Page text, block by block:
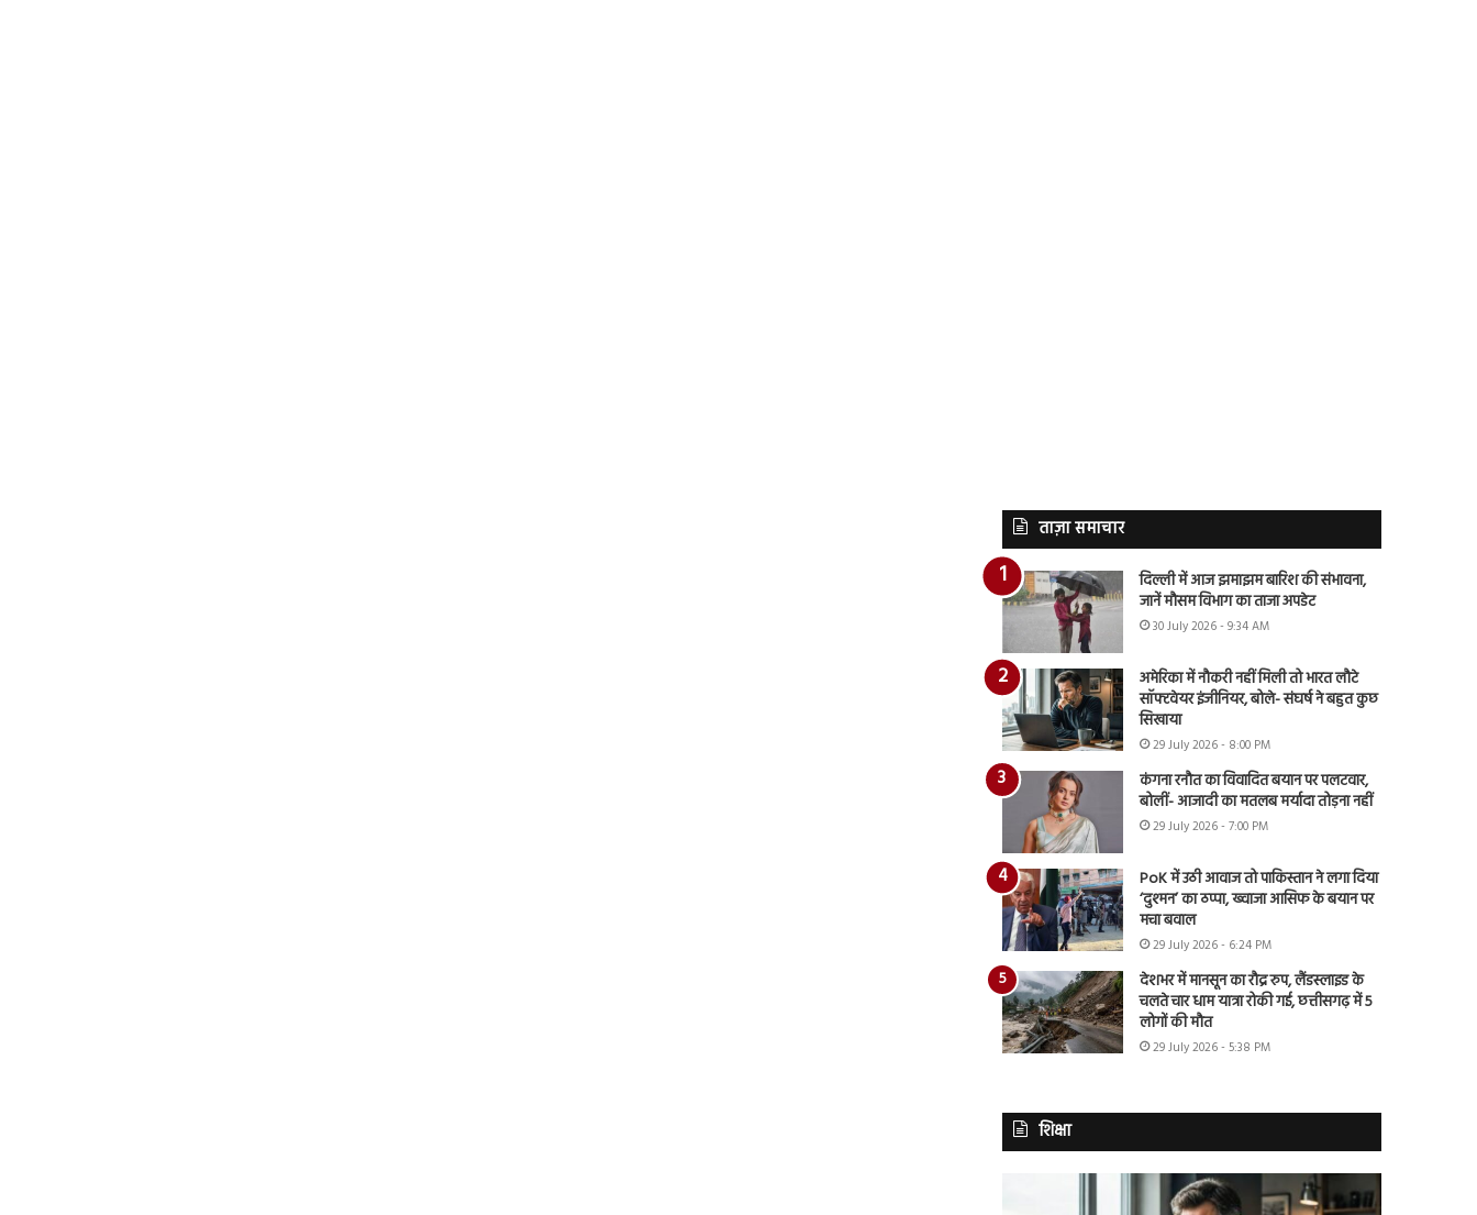
ताज़ा समाचार
दिल्ली में आज झमाझम बारिश की संभावना,
जानें मौसम विभाग का ताजा अपडेट
30 July 2026 - 9:34 AM
अमेरिका में नौकरी नहीं मिली तो भारत लौटे
सॉफ्टवेयर इंजीनियर, बोले- संघर्ष ने बहुत कुछ
सिखाया
29 July 2026 - 8:00 PM
कंगना रनौत का विवादित बयान पर पलटवार,
बोलीं- आजादी का मतलब मर्यादा तोड़ना नहीं
29 July 2026 - 7:00 PM
PoK में उठी आवाज तो पाकिस्तान ने लगा दिया
‘दुश्मन’ का ठप्पा, ख्वाजा आसिफ के बयान पर
मचा बवाल
29 July 2026 - 6:24 PM
देशभर में मानसून का रौद्र रुप, लैंडस्लाइड के
चलते चार धाम यात्रा रोकी गई, छत्तीसगढ़ में 5
लोगों की मौत
29 July 2026 - 5:38 PM
शिक्षा